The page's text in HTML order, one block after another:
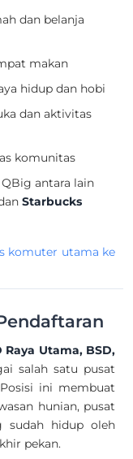
dan belanja
makan
hidup dan hobi
dan aktivitas
komunitas
antara lain
Starbucks
komuter utama ke
Raya Utama, BSD,
salah satu pusat
ini membuat
hunian, pusat
sudah hidup oleh
pekan.